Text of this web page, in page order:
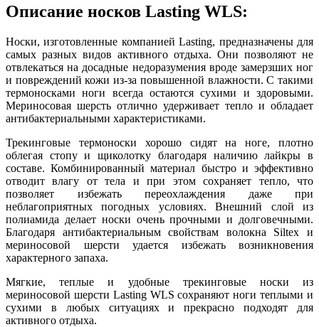
Описание носков Lasting WLS:
Носки, изготовленные компанией Lasting, предназначены для
самых разных видов активного отдыха. Они позволяют не
отвлекаться на досадные недоразумения вроде замерзших ног
и повреждений кожи из-за повышенной влажности. С такими
термоносками ноги всегда остаются сухими и здоровыми.
Мериносовая шерсть отлично удерживает тепло и обладает
антибактериальными характеристиками.
Трекинговые термоноски хорошо сидят на ноге, плотно
облегая стопу и щиколотку благодаря наличию лайкры в
составе. Комбинированный материал быстро и эффективно
отводит влагу от тела и при этом сохраняет тепло, что
позволяет избежать переохлаждения даже при
неблагоприятных погодных условиях. Внешний слой из
полиамида делает носки очень прочными и долговечными.
Благодаря антибактериальным свойствам волокна Siltex и
мериносовой шерсти удается избежать возникновения
характерного запаха.
Мягкие, теплые и удобные трекинговые носки из
мериносовой шерсти Lasting WLS сохраняют ноги теплыми и
сухими в любых ситуациях и прекрасно подходят для
активного отдыха.